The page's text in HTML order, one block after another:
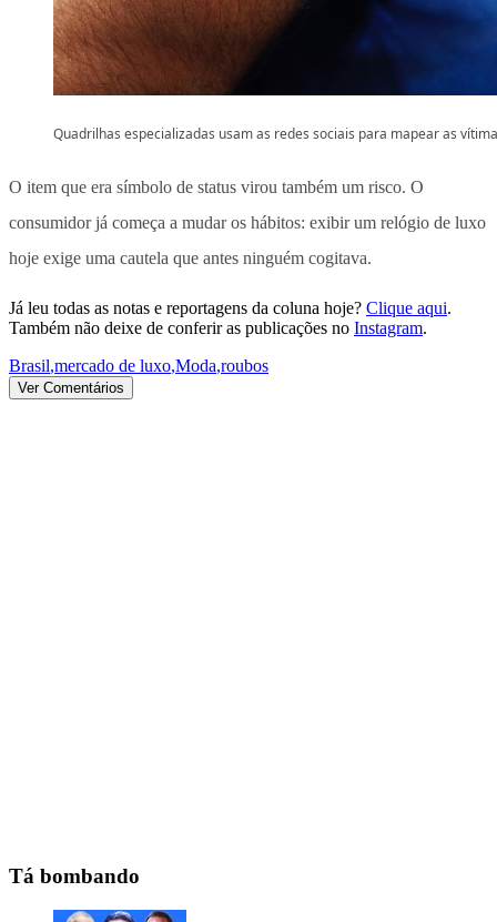
Quadrilhas especializadas usam as redes sociais para mapear as
O item que era símbolo de status virou também um risco. O
consumidor já começa a mudar os hábitos: exibir um relógio de luxo
hoje exige uma cautela que antes ninguém cogitava.
Já leu todas as notas e reportagens da coluna hoje? Clique aqui.
Também não deixe de conferir as publicações no Instagram.
Brasil,mercado de luxo,Moda,roubos
Ver Comentários
Tá bombando